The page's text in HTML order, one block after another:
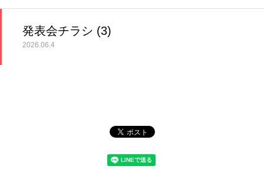
発表会チラシ (3)
2026.06.4